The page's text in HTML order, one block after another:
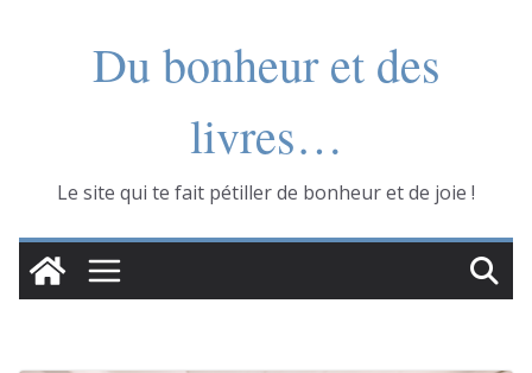
Du bonheur et des
livres…
Le site qui te fait pétiller de bonheur et de joie !